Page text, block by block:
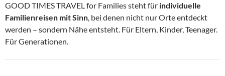
GOOD TIMES TRAVEL for Families steht für individuelle
Familienreisen mit Sinn, bei denen nicht nur Orte entdeckt
werden – sondern Nähe entsteht. Für Eltern, Kinder, Teenager.
Für Generationen.